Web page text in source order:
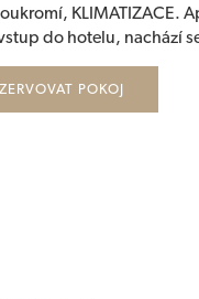
KLIMATIZACE.
do hotelu, nachází
POKOJ